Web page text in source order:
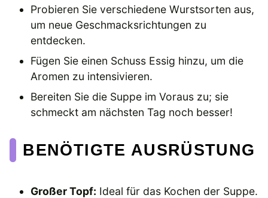
Probieren Sie verschiedene Wurstsorten aus,
um neue Geschmacksrichtungen zu
entdecken.
Fügen Sie einen Schuss Essig hinzu, um die
Aromen zu intensivieren.
Bereiten Sie die Suppe im Voraus zu; sie
schmeckt am nächsten Tag noch besser!
BENÖTIGTE AUSRÜSTUNG
Großer Topf: Ideal für das Kochen der Suppe.